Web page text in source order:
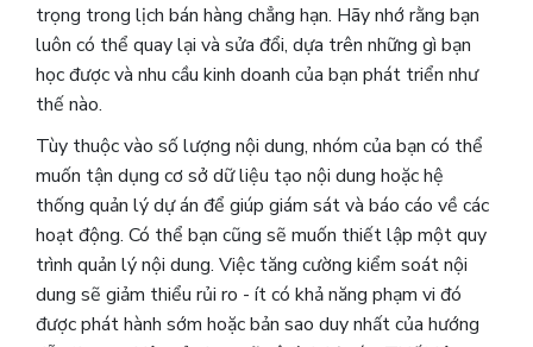
trọng trong lịch bán hàng chẳng hạn. Hãy nhớ rằng bạn
luôn có thể quay lại và sửa đổi, dựa trên những gì bạn
học được và nhu cầu kinh doanh của bạn phát triển như
thế nào.
Tùy thuộc vào số lượng nội dung, nhóm của bạn có thể
muốn tận dụng cơ sở dữ liệu tạo nội dung hoặc hệ
thống quản lý dự án để giúp giám sát và báo cáo về các
hoạt động. Có thể bạn cũng sẽ muốn thiết lập một quy
trình quản lý nội dung. Việc tăng cường kiểm soát nội
dung sẽ giảm thiểu rủi ro - ít có khả năng phạm vi đó
được phát hành sớm hoặc bản sao duy nhất của hướng